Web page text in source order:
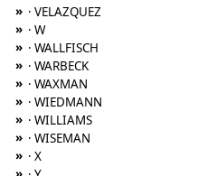
» · VELAZQUEZ
» · W
» · WALLFISCH
» · WARBECK
» · WAXMAN
» · WIEDMANN
» · WILLIAMS
» · WISEMAN
» · X